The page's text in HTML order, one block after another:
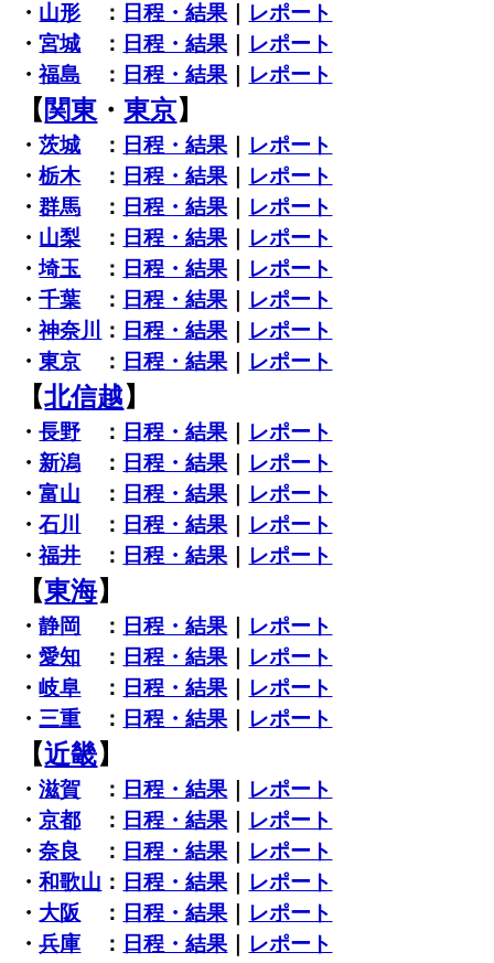
・ 山形 ： 日程・結果
レポート
・宮城 ： 日程・結果
レポート
・福島 ： 日程・結果 レポート
【 関東 ・ 東京】
・茨城 ： 日程・結果
レポート
・栃木： 日程・結果
レポート
・群馬 ： 日程・結果
レポート
・ 山梨 ： 日程・結果
レポート
・埼玉 ： 日程・結果
レポート
・千葉 ： 日程・結果
レポート
・神奈川 ： 日程・結果
レポート
・東京 ： 日程・結果 レポート
【北信越】
・長野 ： 日程・結果
レポート
・ 新潟 ： 日程・結果
レポート
・富山 ： 日程・結果
レポート
・石川 ： 日程・結果
レポート
・福井 ： 日程・結果 レポート
【東海】
・静岡 ： 日程・結果
レポート
・愛知 ： 日程・結果
レポート
・岐阜 ： 日程・結果
レポート
・ 三重 ： 日程・結果 レポート
【近畿】
・滋賀 ： 日程・結果
レポート
・京都 ： 日程・結果
レポート
・奈良 ： 日程・結果
レポート
・和歌山 ： 日程・結果
レポート
・ 大阪 ： 日程・結果
レポート
・兵庫 ： 日程・結果 レポート